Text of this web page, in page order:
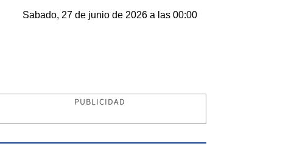
Sabado, 27 de junio de 2026 a las 00:00
PUBLICIDAD